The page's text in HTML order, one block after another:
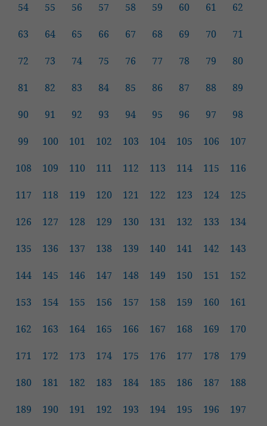
54 55 56 57 58 59 60 61 62
63 64 65 66 67 68 69 70 71
72 73 74 75 76 77 78 79 80
81 82 83 84 85 86 87 88 89
90 91 92 93 94 95 96 97 98
99 100 101 102 103 104 105 106 107
108 109 110 111 112 113 114 115 116
117 118 119 120 121 122 123 124 125
126 127 128 129 130 131 132 133 134
135 136 137 138 139 140 141 142 143
144 145 146 147 148 149 150 151 152
153 154 155 156 157 158 159 160 161
162 163 164 165 166 167 168 169 170
171 172 173 174 175 176 177 178 179
180 181 182 183 184 185 186 187 188
189 190 191 192 193 194 195 196 197